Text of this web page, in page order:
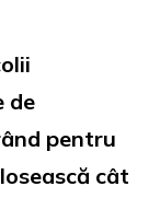
de
pentru
cât